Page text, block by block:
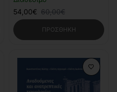
54,00€ 60,00€
ΠΡΟΣΘΉΚΗ